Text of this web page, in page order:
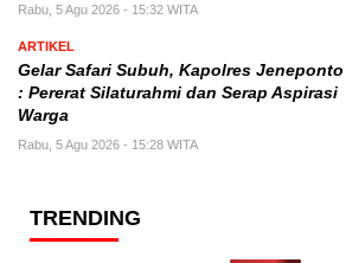
Rabu, 5 Agu 2026 - 15:32 WITA
ARTIKEL
Gelar Safari Subuh, Kapolres Jeneponto
: Pererat Silaturahmi dan Serap Aspirasi
Warga
Rabu, 5 Agu 2026 - 15:28 WITA
TRENDING